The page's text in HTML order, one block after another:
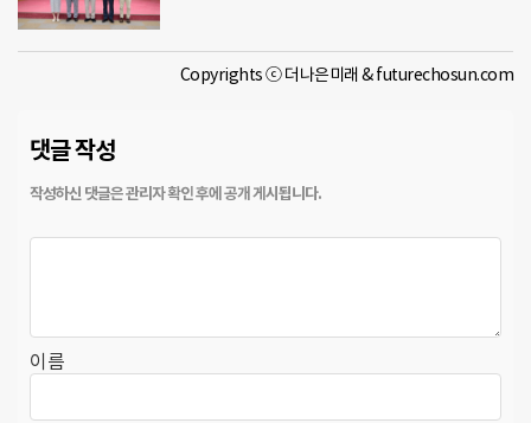
Copyrights ⓒ 더나은미래 & futurechosun.com
댓글 작성
이름